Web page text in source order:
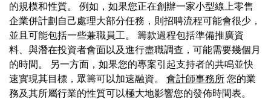
的規模和性質。 例如，如果您正在創辦一家小型線上零售
企業併計劃自己處理大部分任務，則招聘流程可能會很少，
並且可能包括一些兼職員工。 籌款過程包括準備推廣資
料、與潛在投資者會面以及進行盡職調查，可能需要幾個月
的時間。 另一方面，如果您的專案引起支持者的共鳴並快
速實現其目標，眾籌可以加速融資。 會計師事務所 您的業
務及其所屬行業的性質可以極大地影響您的發佈時間表。